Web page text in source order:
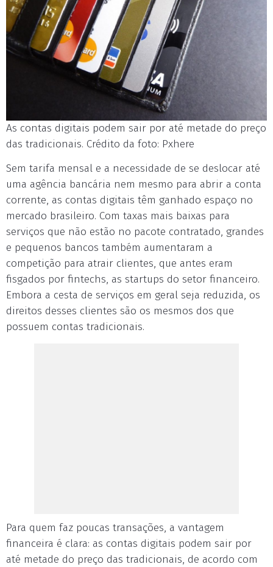
As contas digitais podem sair por até metade do preço
das tradicionais. Crédito da foto: Pxhere
Sem tarifa mensal e a necessidade de se deslocar até
uma agência bancária nem mesmo para abrir a conta
corrente, as contas digitais têm ganhado espaço no
mercado brasileiro. Com taxas mais baixas para
serviços que não estão no pacote contratado, grandes
e pequenos bancos também aumentaram a
competição para atrair clientes, que antes eram
fisgados por fintechs, as startups do setor financeiro.
Embora a cesta de serviços em geral seja reduzida, os
direitos desses clientes são os mesmos dos que
possuem contas tradicionais.
Para quem faz poucas transações, a vantagem
financeira é clara: as contas digitais podem sair por
até metade do preço das tradicionais, de acordo com